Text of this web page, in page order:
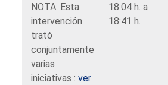
NOTA: Esta
intervención
trató
conjuntamente
varias
iniciativas :ver
18:04 h. a
18:41 h.